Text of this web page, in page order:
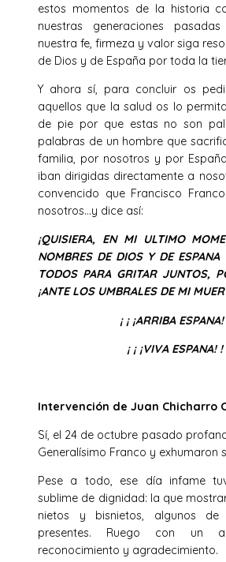
estos momentos de la historia
nuestras generaciones
nuestra fe, firmeza y valor siga
de Dios y de España por toda la
Y ahora sí, para concluir os
aquellos que la salud os lo
de pie por que estas no son
palabras de un hombre que
familia, por nosotros y por
iban dirigidas directamente a
convencido que Francisco
nosotros…y dice así:
¡QUISIERA, EN MI ULTIMO
NOMBRES DE DIOS Y DE
TODOS PARA GRITAR JUNTOS,
¡ANTE LOS UMBRALES DE MI
¡ ¡ ¡ARRIBA
¡ ¡ ¡VIVA ESPANA! !
Intervención de Juan Chicharro
Sí, el 24 de octubre pasado
Generalísimo Franco y exhumaron
Pese a todo, ese día infame
sublime de dignidad: la que
nietos y bisnietos, algunos
presentes. Ruego con un
reconocimiento y agradecimiento.